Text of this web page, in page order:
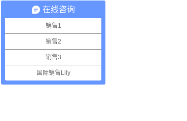
在线咨询
销售1
销售2
销售3
国际销售Lily